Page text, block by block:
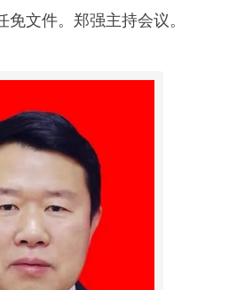
文件。郑强主持会议。